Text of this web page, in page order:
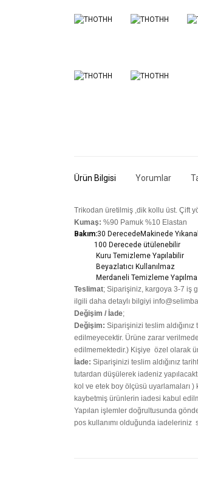
Ürün Bilgisi Yorumlar
Trikodan üretilmiş ,dik kollu üst. Çift
Kumaş: %90 Pamuk %10 Elastan
Bakım:30 DerecedeM akinede
100 Derecede ütülenebilir
Kuru Temizleme Yapılabilir
Beyazlatıcı Kullanılmaz
Merdaneli Temizleme
Teslimat; Siparişiniz, kargoya 3-7 iş
ilgili daha detaylı bilgiyi
Değişim / İade;
Değişim: Siparişinizi teslim
edilmeyecektir. Ürüne zarar
edilmemektedir.) Kişiye özel olarak
İade: Siparişinizi teslim aldığınız
tutardan düşülerek iadeniz
kol ve etek boy ölçüsü uyarlamaları )
kaybetmiş ürünlerin iadesi kabul
Yapılan işlemler doğrultusunda
pos kullanımı olduğunda iadeleriniz